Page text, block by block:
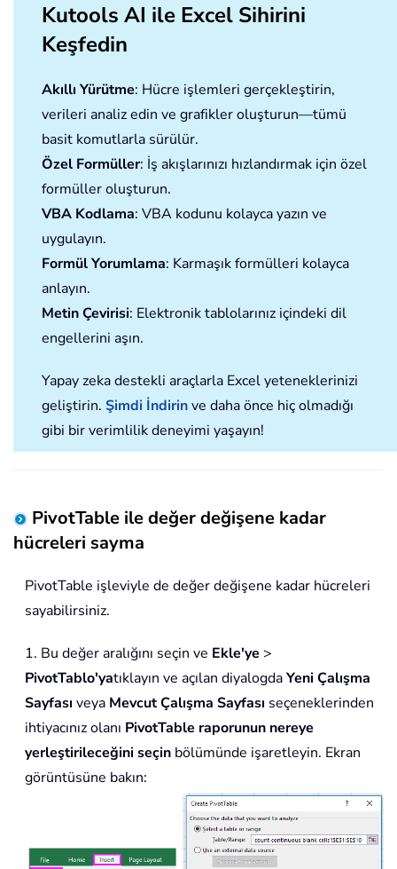
Kutools AI ile Excel Sihirini
Keşfedin
Akıllı Yürütme: Hücre işlemleri gerçekleştirin,
verileri analiz edin ve grafikler oluşturun—tümü
basit komutlarla sürülür.
Özel Formüller: İş akışlarınızı hızlandırmak için özel
formüller oluşturun.
VBA Kodlama: VBA kodunu kolayca yazın ve
uygulayın.
Formül Yorumlama: Karmaşık formülleri kolayca
anlayın.
Metin Çevirisi: Elektronik tablolarınız içindeki dil
engellerini aşın.
Yapay zeka destekli araçlarla Excel yeteneklerinizi
geliştirin. Şimdi İndirinve daha önce hiç olmadığı
gibi bir verimlilik deneyimi yaşayın!
PivotTable ile değer değişene kadar
hücreleri sayma
PivotTable işleviyle de değer değişene kadar hücreleri
sayabilirsiniz.
1. Bu değer aralığını seçin ve Ekle'ye >
PivotTablo'yatıklayın ve açılan diyalogdaYeni Çalışma
Sayfası veya Mevcut Çalışma Sayfası seçeneklerinden
ihtiyacınız olanı PivotTable raporunun nereye
yerleştirileceğini seçin bölümünde işaretleyin. Ekran
görüntüsüne bakın: